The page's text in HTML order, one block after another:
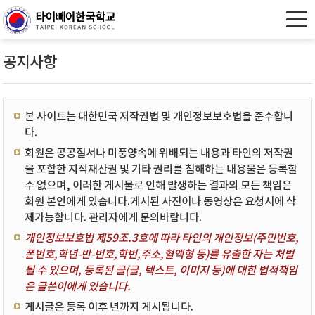
공지사항
본 사이트는 대한민국 저작권법 및 개인정보보호법을 준수합니
다.
회원은 공공질서나 미풍양속에 위배되는 내용과 타인의 저작권
을 포함한 지적재산권 및 기타 권리를 침해하는 내용물은 등록할
수 없으며, 이러한 게시물로 인해 발생하는 결과의 모든 책임은
회원 본인에게 있습니다.게시된 사진이나 동영상은 요청시에 삭
제가능합니다. 관리자에게 문의바랍니다.
개인정보보호법 제59조.3호에 따라 타인의 개인정보(주민번호,
폰번호,학년-반-번호,학번,주소,혈액형 등)를 유출한 자는 처벌
될 수 있으며, 등록된 글(글, 텍스트, 이미지 등)에 대한 법적책임
은 글쓴이에게 있습니다.
게시글은 등록 이후 년까지 게시됩니다.